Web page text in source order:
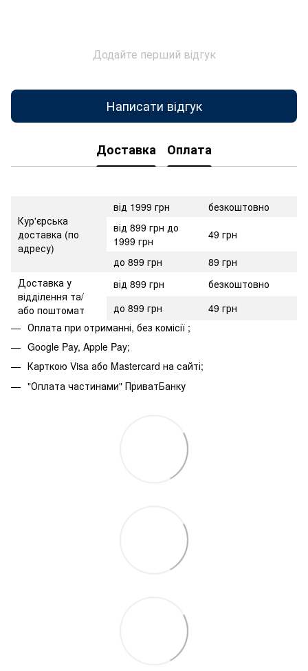
Додайте перший відгук
Написати відгук
Доставка Оплата
Кур'єрська
доставка (по
адресу)
від 1999 грн
безкоштовно
від 899 грн до
1999 грн
49 грн
до 899 грн
89 грн
Доставка у
відділення та/
або поштомат
від 899 грн
безкоштовно
до 899 грн
49 грн
Оплата при отриманні, без комісії ;
Google Pay, Apple Pay;
Карткою Visa або Mastercard на сайті;
"Оплата частинами" ПриватБанку